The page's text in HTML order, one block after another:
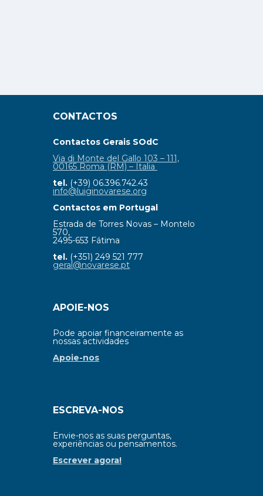
CONTACTOS
Contactos Gerais SOdC
Via di Monte del Gallo 103 – 111,
00165 Roma (RM) – Italia
tel. (+39) 06.396.742.43
info@luiginovarese.org
Contactos em Portugal
Estrada de Torres Novas – Montelo
570,
2495-653 Fátima
tel. (+351) 249 521 777
geral@novarese.pt
APOIE-NOS
Pode apoiar financeiramente as
nossas actividades
Apoie-nos
ESCREVA-NOS
Envie-nos as suas perguntas,
experiências ou pensamentos.
Escrever agora!